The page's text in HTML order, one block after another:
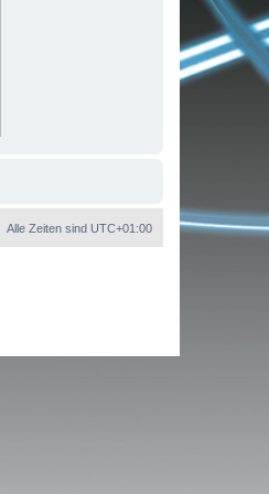
Alle Zeiten sind UTC+01:00